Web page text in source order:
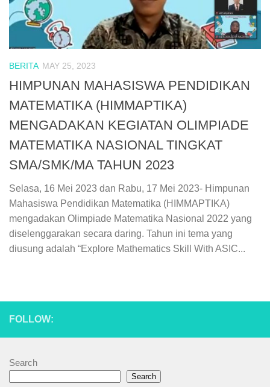
BERITA MAY 25, 2023
HIMPUNAN MAHASISWA PENDIDIKAN
MATEMATIKA (HIMMAPTIKA)
MENGADAKAN KEGIATAN OLIMPIADE
MATEMATIKA NASIONAL TINGKAT
SMA/SMK/MA TAHUN 2023
Selasa, 16 Mei 2023 dan Rabu, 17 Mei 2023- Himpunan
Mahasiswa Pendidikan Matematika (HIMMAPTIKA)
mengadakan Olimpiade Matematika Nasional 2022 yang
diselenggarakan secara daring. Tahun ini tema yang
diusung adalah “Explore Mathematics Skill With ASIC...
FOLLOW:
Search
Search